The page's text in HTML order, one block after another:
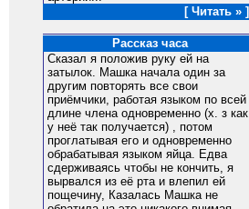
[ Читать » ]
Рассказ часа
Сказал я положив руку ей на
затылок. Машка начала один за
другим повторять все свои
приёмчики, работая языком по всей
длине члена одновременно (х. з как
у неё так получается) , потом
проглатывая его и одновременно
обрабатывая языком яйца. Едва
сдерживаясь чтобы не кончить, я
вырвался из её рта и влепил ей
пощечину, Казалась Машка не